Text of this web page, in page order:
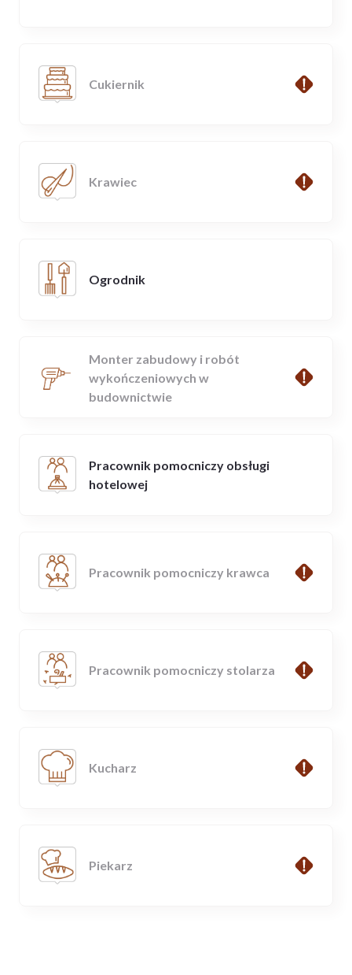
Cukiernik
Krawiec
Ogrodnik
Monter zabudowy i robót
wykończeniowych w
budownictwie
Pracownik pomocniczy obsługi
hotelowej
Pracownik pomocniczy krawca
Pracownik pomocniczy stolarza
Kucharz
Piekarz